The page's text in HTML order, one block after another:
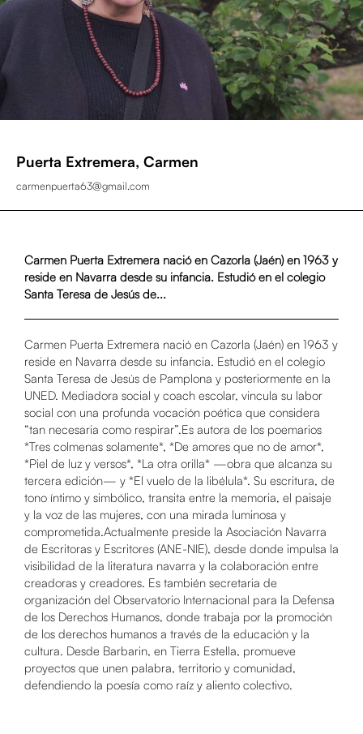
Puerta Extremera, Carmen
carmenpuerta63@gmail.com
Carmen Puerta Extremera nació en Cazorla (Jaén) en 1963 y
reside en Navarra desde su infancia. Estudió en el colegio
Santa Teresa de Jesús de...
Carmen Puerta Extremera nació en Cazorla (Jaén) en 1963 y
reside en Navarra desde su infancia. Estudió en el colegio
Santa Teresa de Jesús de Pamplona y posteriormente en la
UNED. Mediadora social y coach escolar, vincula su labor
social con una profunda vocación poética que considera
“tan necesaria como respirar”.Es autora de los poemarios
*Tres colmenas solamente*, *De amores que no de amor*,
*Piel de luz y versos*, *La otra orilla* —obra que alcanza su
tercera edición— y *El vuelo de la libélula*. Su escritura, de
tono íntimo y simbólico, transita entre la memoria, el paisaje
y la voz de las mujeres, con una mirada luminosa y
comprometida.Actualmente preside la Asociación Navarra
de Escritoras y Escritores (ANE-NIE), desde donde impulsa la
visibilidad de la literatura navarra y la colaboración entre
creadoras y creadores. Es también secretaria de
organización del Observatorio Internacional para la Defensa
de los Derechos Humanos, donde trabaja por la promoción
de los derechos humanos a través de la educación y la
cultura. Desde Barbarin, en Tierra Estella, promueve
proyectos que unen palabra, territorio y comunidad,
defendiendo la poesía como raíz y aliento colectivo.